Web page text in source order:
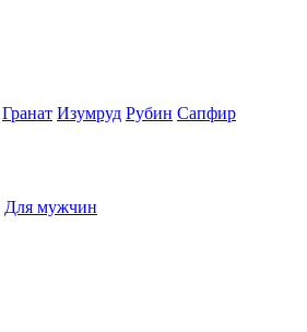
Гранат Изумруд Рубин Сапфир
Для мужчин